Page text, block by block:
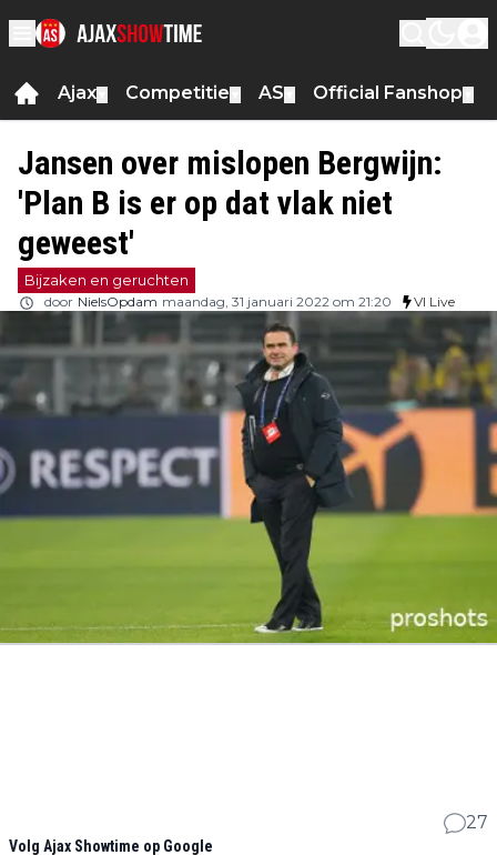
Ajax Competitie AS Official Fanshop
Jansen over mislopen Bergwijn:
'Plan B is er op dat vlak niet
geweest'
Bijzaken en geruchten
door NielsOpdam maandag, 31 januari 2022 om 21:20 VI Live
27
Volg Ajax Showtime op Google